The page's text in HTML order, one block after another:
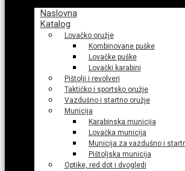
Naslovna
Katalog
Lovačko oružje
Kombinovane puške
Lovačke puške
Lovački karabini
Pištolji i revolveri
Taktičko i sportsko oružje
Vazdušno i startno oružje
Municija
Karabinska municija
Lovačka municija
Municija za vazdušno i
Pištoljska municija
Optike, red dot i dvogledi